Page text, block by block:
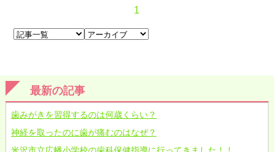
1
最新の記事
歯みがきを習得するのは何歳くらい？
神経を取ったのに歯が痛むのはなぜ？
米沢市立広幡小学校の歯科保健指導に行ってきました！！